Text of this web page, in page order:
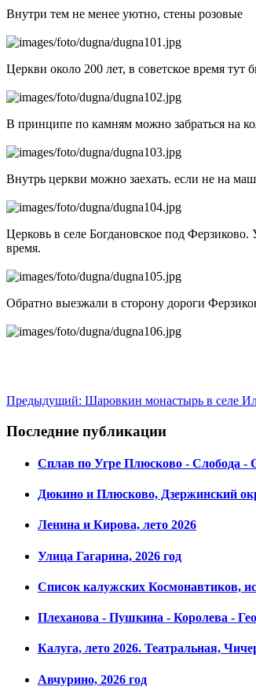
Внутри тем не менее уютно, стены розовые
Церкви около 200 лет, в советское время тут
В принципе по камням можно забраться на
Внутрь церкви можно заехать. если не на
Церковь в селе Богдановское под
время.
Обратно выезжали в сторону дороги
Предыдущий: Шаровкин монастырь в селе
Последние публикации
Сплав по Угре Плюсково - Слобода -
Дюкино и Плюсково, Дзержинский
Ленина и Кирова, лето 2026
Улица Гагарина, 2026 год
Список калужских Космонавтиков,
Плеханова - Пушкина - Королева -
Калуга, лето 2026. Театральная,
Авчурино, 2026 год